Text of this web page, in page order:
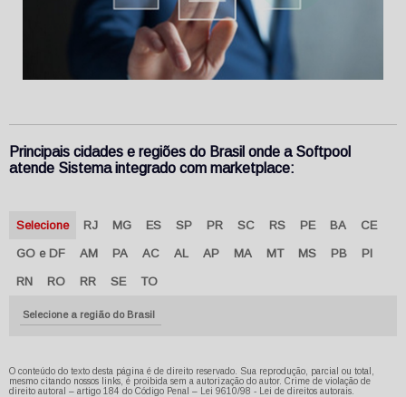
Principais cidades e regiões do Brasil onde a Softpool
atende Sistema integrado com marketplace:
Selecione RJ MG ES SP PR SC RS PE BA CE
GO e DF AM PA AC AL AP MA MT MS PB PI
RN RO RR SE TO
Selecione a região do Brasil
O conteúdo do texto desta página é de direito reservado. Sua reprodução, parcial ou total,
mesmo citando nossos links, é proibida sem a autorização do autor. Crime de violação de
direito autoral – artigo 184 do Código Penal –
Lei 9610/98 - Lei de direitos autorais